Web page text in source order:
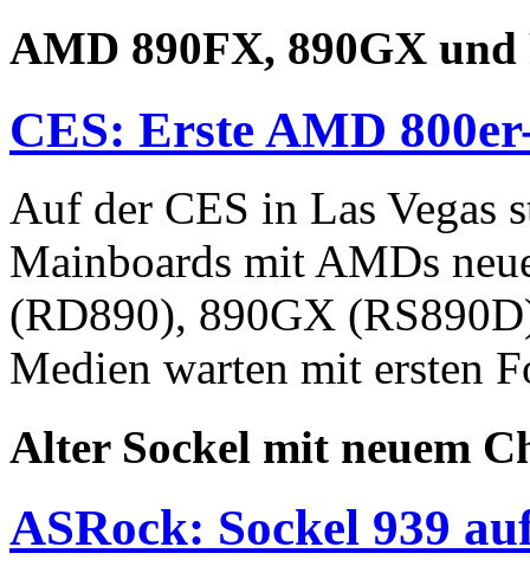
AMD 890FX, 890GX und
CES: Erste AMD
Auf der CES in Las Vegas
Mainboards mit AMDs
(RD890), 890GX
Medien warten mit ersten
Alter Sockel mit neuem
ASRock: Sockel 939